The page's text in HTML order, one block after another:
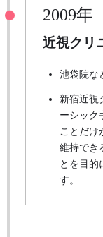
2009年
近視クリ
池袋院な
新宿近視
ーシック
ことだけ
維持でき
とを目的
す。